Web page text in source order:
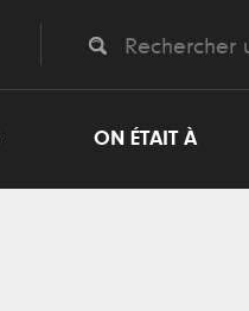
ON ÉTAIT À